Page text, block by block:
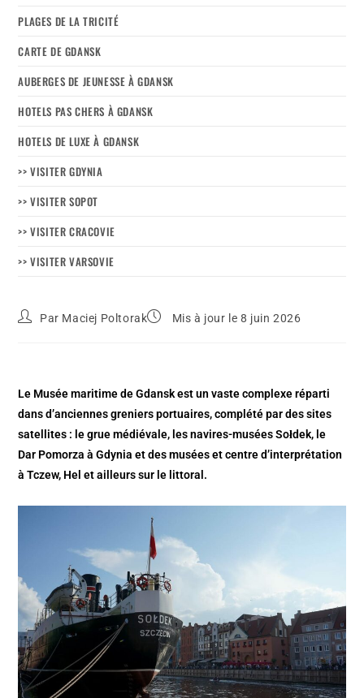
PLAGES DE LA TRICITÉ
CARTE DE GDANSK
AUBERGES DE JEUNESSE À GDANSK
HOTELS PAS CHERS À GDANSK
HOTELS DE LUXE À GDANSK
>> VISITER GDYNIA
>> VISITER SOPOT
>> VISITER CRACOVIE
>> VISITER VARSOVIE
Par Maciej Poltorak Mis à jour le 8 juin 2026
Le Musée maritime de Gdansk est un vaste complexe réparti
dans d’anciennes greniers portuaires, complété par des sites
satellites : le grue médiévale, les navires-musées Sołdek, le
Dar Pomorza à Gdynia et des musées et centre d’interprétation
à Tczew, Hel et ailleurs sur le littoral.